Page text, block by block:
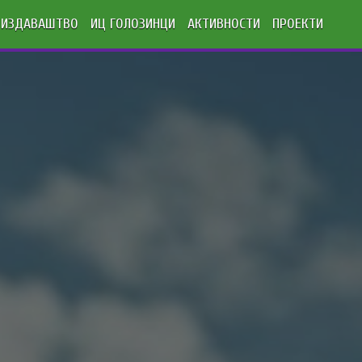
ИЗДАВАШТВО ИЦ ГОЛОЗИНЦИ АКТИВНОСТИ ПРОЕКТИ